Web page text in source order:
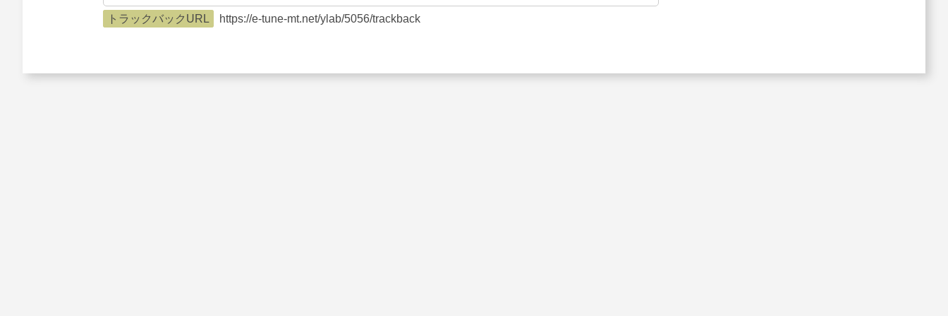
トラックバックURL https://e-tune-mt.net/ylab/5056/trackback